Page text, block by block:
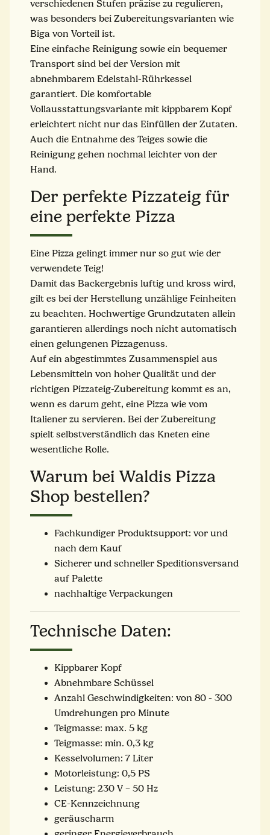
verschiedenen Stufen präzise zu regulieren,
was besonders bei Zubereitungsvarianten wie
Biga von Vorteil ist.
Eine einfache Reinigung sowie ein bequemer
Transport sind bei der Version mit
abnehmbarem Edelstahl-Rührkessel
garantiert. Die komfortable
Vollausstattungsvariante mit kippbarem Kopf
erleichtert nicht nur das Einfüllen der Zutaten.
Auch die Entnahme des Teiges sowie die
Reinigung gehen nochmal leichter von der
Hand.
Der perfekte Pizzateig für
eine perfekte Pizza
Eine Pizza gelingt immer nur so gut wie der
verwendete Teig!
Damit das Backergebnis luftig und kross wird,
gilt es bei der Herstellung unzählige Feinheiten
zu beachten. Hochwertige Grundzutaten allein
garantieren allerdings noch nicht automatisch
einen gelungenen Pizzagenuss.
Auf ein abgestimmtes Zusammenspiel aus
Lebensmitteln von hoher Qualität und der
richtigen Pizzateig-Zubereitung kommt es an,
wenn es darum geht, eine Pizza wie vom
Italiener zu servieren. Bei der Zubereitung
spielt selbstverständlich das Kneten eine
wesentliche Rolle.
Warum bei Waldis Pizza
Shop bestellen?
Fachkundiger Produktsupport: vor und
nach dem Kauf
Sicherer und schneller Speditionsversand
auf Palette
nachhaltige Verpackungen
Technische Daten:
Kippbarer Kopf
Abnehmbare Schüssel
Anzahl Geschwindigkeiten: von 80 - 300
Umdrehungen pro Minute
Teigmasse: max. 5 kg
Teigmasse: min. 0,3 kg
Kesselvolumen: 7 Liter
Motorleistung: 0,5 PS
Leistung: 230 V – 50 Hz
CE-Kennzeichnung
geräuscharm